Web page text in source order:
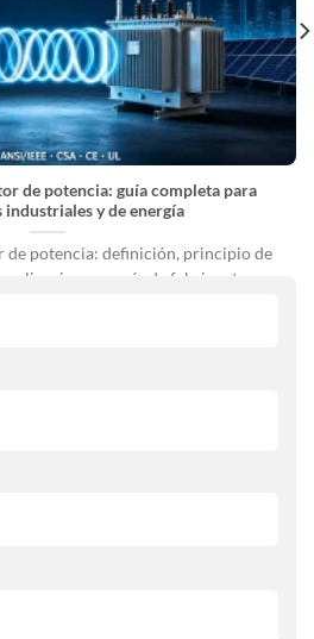
de potencia: guía completa para
industriales y de energía
potencia: definición, principio de
y guía de fabricantes.